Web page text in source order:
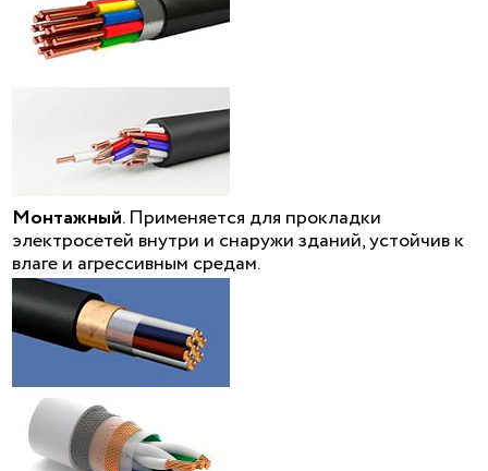
Монтажный. Применяется для прокладки
электросетей внутри и снаружи зданий, устойчив к
влаге и агрессивным средам.